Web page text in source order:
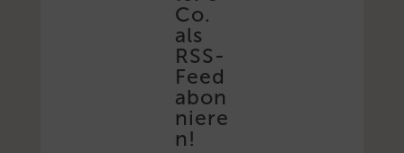
Co.
als
RSS-
Feed
abon
niere
n!